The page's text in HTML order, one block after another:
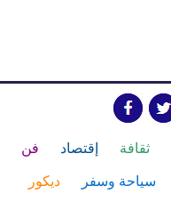
ثقافة إقتصاد فن
سياحة وسفر ديكور